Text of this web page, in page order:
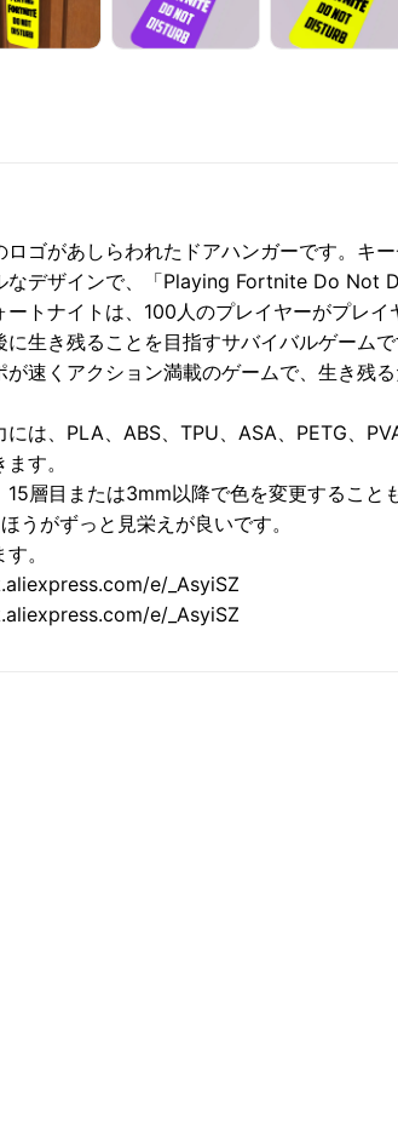
ロゴがあしらわれたドアハンガーです。キ
なデザインで、「Playing Fortnite Do Not
ートナイトは、100人のプレイヤーがプレイ
生き残ることを目指すサバイバルゲーム
が速くアクション満載のゲームで、生き残
は、PLA、ABS、TPU、ASA、PETG、
す。
15層目または3mm以降で色を変更すること
うがずっと見栄えが良いです。
。
e/_AsyiSZ
e/_AsyiSZ